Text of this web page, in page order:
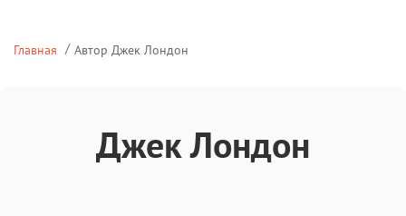
Главная Автор Джек Лондон
Джек Лондон